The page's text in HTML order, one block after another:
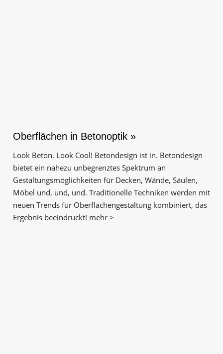
Oberflächen in Betonoptik »
Look Beton. Look Cool! Betondesign ist in. Betondesign
bietet ein nahezu unbegrenztes Spektrum an
Gestaltungs­möglichkeiten für Decken, Wände, Säulen,
Möbel und, und, und. Traditionelle Techniken werden mit
neuen Trends für Oberflächen­gestaltung kombiniert, das
Ergebnis beeindruckt! mehr >